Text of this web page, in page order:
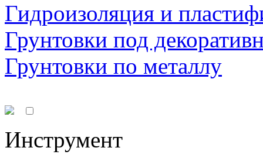
Гидроизоляция и
Грунтовки под
Грунтовки по металлу
Инструмент